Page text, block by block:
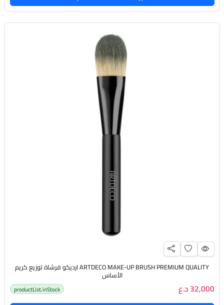
ARTDECO MAKE-UP BRUSH PREMIUM QUALITY ارديكو فرشاة توزيع كريم
الأساس
32,000 د.ع productList.inStock